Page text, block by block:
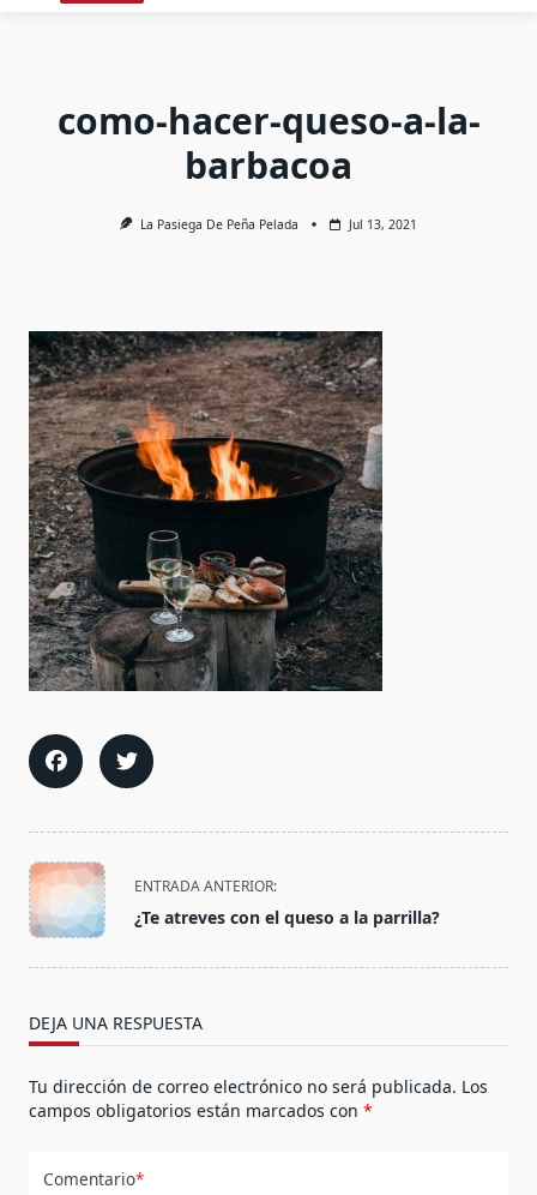
como-hacer-queso-a-la-
barbacoa
La Pasiega De Peña Pelada Jul 13, 2021
<span
class="nav-
subtitle
screen-
text">Página</span>
ENTRADA ANTERIOR:
¿Te atreves con el queso a la parrilla?
DEJA UNA RESPUESTA
Tu dirección de correo electrónico no será publicada. Los
campos obligatorios están marcados con *
Comentario*